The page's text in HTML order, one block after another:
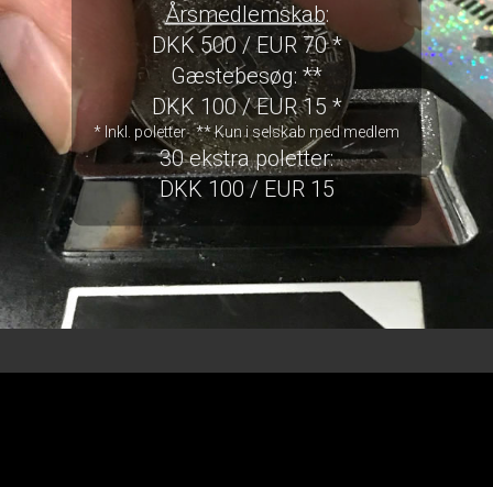
Årsmedlemskab:
DKK 500 / EUR 70 *
Gæstebesøg: **
DKK 100 / EUR 15 *
* Inkl. poletter ** Kun i selskab med medlem
30 ekstra poletter:
DKK 100 / EUR 15